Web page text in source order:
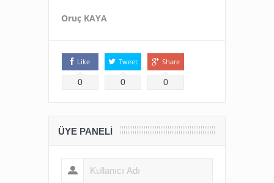
Oruç KAYA
Like
0
Tweet
0
Share
0
ÜYE PANELI